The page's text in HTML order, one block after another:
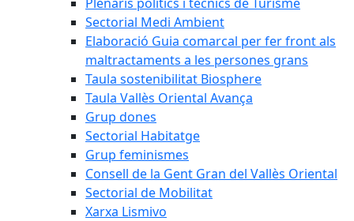
Sectorial Medi Ambient
Elaboració Guia comarcal per fer front als
maltractaments a les persones grans
Taula sostenibilitat Biosphere
Taula Vallès Oriental Avança
Grup dones
Sectorial Habitatge
Grup feminismes
Consell de la Gent Gran del Vallès Oriental
Sectorial de Mobilitat
Xarxa Lismivo